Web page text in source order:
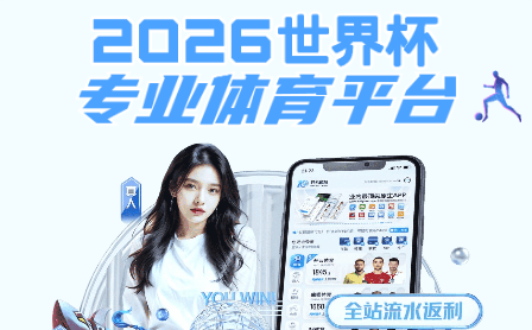
欧洲杯买球在哪里,威斯尼斯
wns888,街机全民捕鱼